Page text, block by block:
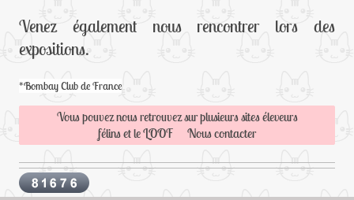
Venez également nous rencontrer lors des
expositions.
*Bombay Club de France
Vous pouvez nous retrouvez sur plusieurs sites éleveurs
félins et le LOOF Nous contacter